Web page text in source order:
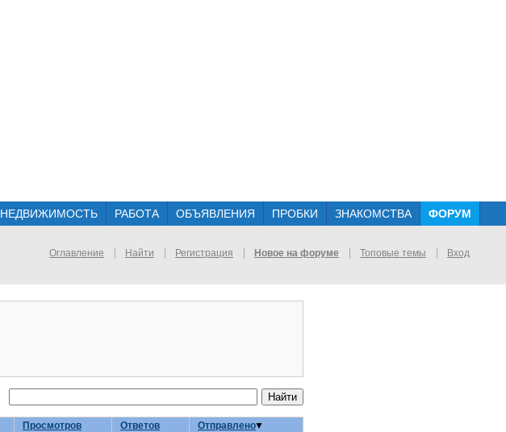
НЕДВИЖИМОСТЬ РАБОТА ОБЪЯВЛЕНИЯ ПРОБКИ ЗНАКОМСТВА ФОРУМ
Оглавление Найти Регистрация Новое на форуме Топовые темы Вход
Просмотров Ответов
Отправлено